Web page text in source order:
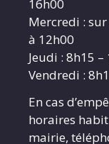
16h00
Mercredi :
à 12h00
Jeudi : 8h15 –
Vendredi :
En cas
horaires
mairie,